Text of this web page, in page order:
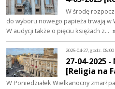
W środę
do wyboru nowego papieża trwają w
W audycji także o pięciu księżach z…
2025-04-27, godz. 08:00
27-04-2025
[Religia na
W Poniedziałek Wielkanocny zmarł